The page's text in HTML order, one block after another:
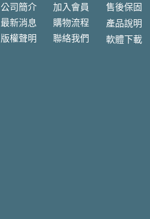
公司簡介
最新消息
版權聲明
加入會員
購物流程
聯絡我們
售後保固
產品說明
軟體下載